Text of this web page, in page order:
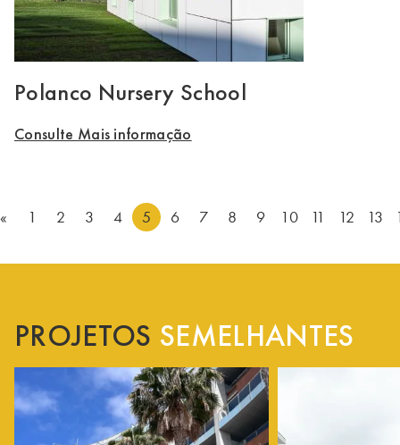
Polanco Nursery School
Consulte Mais informação
« 1 2 3 4 5 6 7 8 9 10 11 12 13
PROJETOS SEMELHANTES